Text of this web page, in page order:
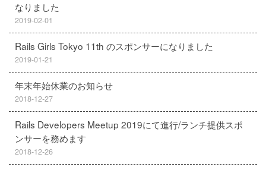
なりました
2019-02-01
Rails Girls Tokyo 11th のスポンサーになりました
2019-01-21
年末年始休業のお知らせ
2018-12-27
Rails Developers Meetup 2019にて進行/ランチ提供スポ
ンサーを務めます
2018-12-26